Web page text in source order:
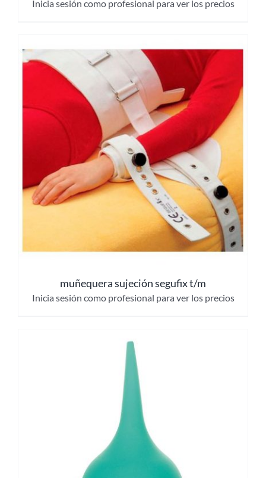
Inicia sesión como profesional para ver los precios
muñequera sujeción segufix t/m
Inicia sesión como profesional para ver los precios